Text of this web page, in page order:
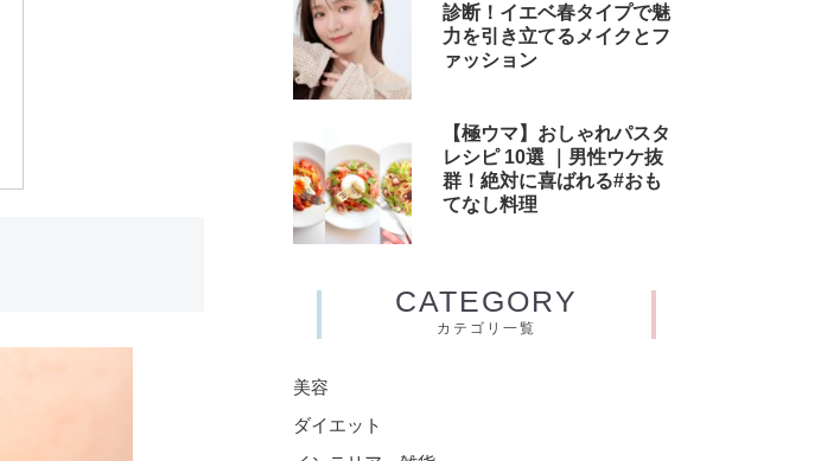
診断！イエベ春タイプで魅
力を引き立てるメイクとフ
ァッション
【極ウマ】おしゃれパスタ
レシピ 10選 ｜男性ウケ抜
群！絶対に喜ばれる#おも
てなし料理
CATEGORY
カテゴリ一覧
美容
ダイエット